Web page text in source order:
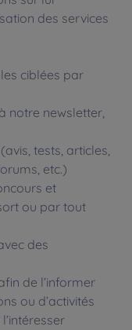
des services
ciblées par
notre newsletter,
tests, articles,
etc.)
et
ou par tout
des
de l’informer
ou d’activités